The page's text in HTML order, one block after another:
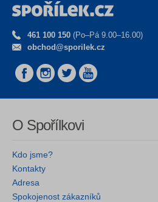
461 100 150 (Po–Pá 9.00–16.00)
obchod@sporilek.cz
O Spořílkovi
Kdo jsme?
Kontakty
Adresa
Spokojenost zákazníků